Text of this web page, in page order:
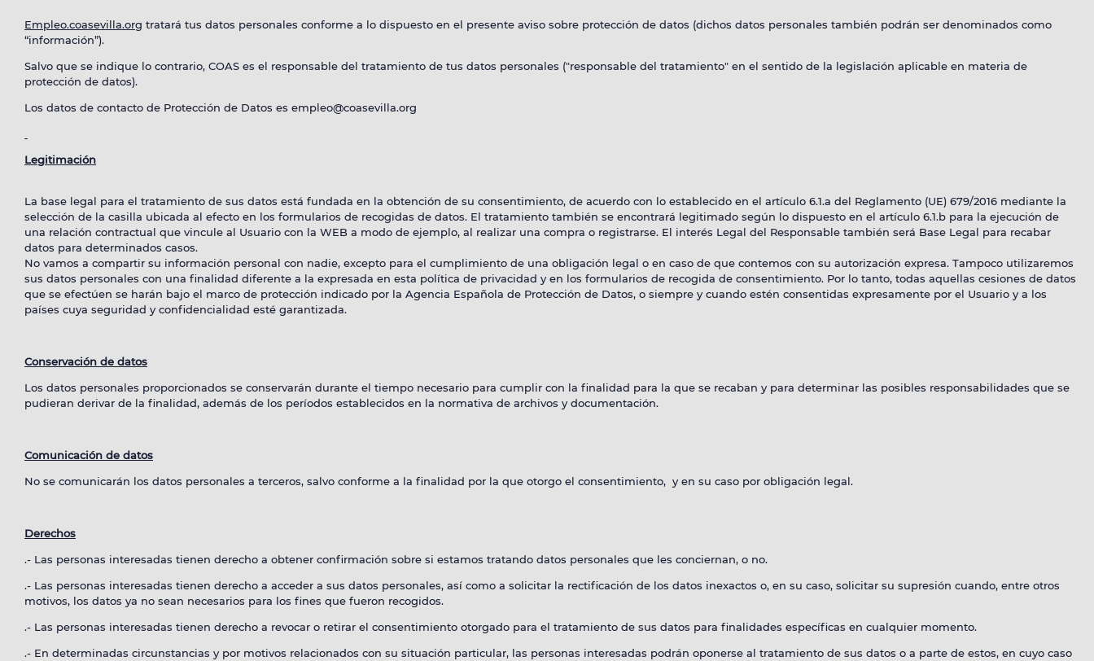
CONTACTA
Empleo.coasevilla.org tratará tus datos personales conforme a lo dispuesto en el presente aviso sobre protección de datos (dichos datos personales también podrán ser denominados como
“información”).
Salvo que se indique lo contrario, COAS es el responsable del tratamiento de tus datos personales ("responsable del tratamiento" en el sentido de la legislación aplicable en materia de
protección de datos).
Los datos de contacto de Protección de Datos es empleo@coasevilla.org
Legitimación
La base legal para el tratamiento de sus datos está fundada en la obtención de su consentimiento, de acuerdo con lo establecido en el artículo 6.1.a del Reglamento (UE) 679/2016 mediante la
selección de la casilla ubicada al efecto en los formularios de recogidas de datos. El tratamiento también se encontrará legitimado según lo dispuesto en el artículo 6.1.b para la ejecución de
una relación contractual que vincule al Usuario con la WEB a modo de ejemplo, al realizar una compra o registrarse. El interés Legal del Responsable también será Base Legal para recabar
datos para determinados casos.
No vamos a compartir su información personal con nadie, excepto para el cumplimiento de una obligación legal o en caso de que contemos con su autorización expresa. Tampoco utilizaremos
sus datos personales con una finalidad diferente a la expresada en esta política de privacidad y en los formularios de recogida de consentimiento. Por lo tanto, todas aquellas cesiones de datos
que se efectúen se harán bajo el marco de protección indicado por la Agencia Española de Protección de Datos, o siempre y cuando estén consentidas expresamente por el Usuario y a los
países cuya seguridad y confidencialidad esté garantizada.
Conservación de datos
Los datos personales proporcionados se conservarán durante el tiempo necesario para cumplir con la finalidad para la que se recaban y para determinar las posibles responsabilidades que se
pudieran derivar de la finalidad, además de los períodos establecidos en la normativa de archivos y documentación.
Comunicación de datos
No se comunicarán los datos personales a terceros, salvo conforme a la finalidad por la que otorgo el consentimiento, y en su caso por obligación legal.
Derechos
.- Las personas interesadas tienen derecho a obtener confirmación sobre si estamos tratando datos personales que les conciernan, o no.
.- Las personas interesadas tienen derecho a acceder a sus datos personales, así como a solicitar la rectificación de los datos inexactos o, en su caso, solicitar su supresión cuando, entre otros
motivos, los datos ya no sean necesarios para los fines que fueron recogidos.
.- Las personas interesadas tienen derecho a revocar o retirar el consentimiento otorgado para el tratamiento de sus datos para finalidades específicas en cualquier momento.
.- En determinadas circunstancias y por motivos relacionados con su situación particular, las personas interesadas podrán oponerse al tratamiento de sus datos o a parte de estos, en cuyo caso